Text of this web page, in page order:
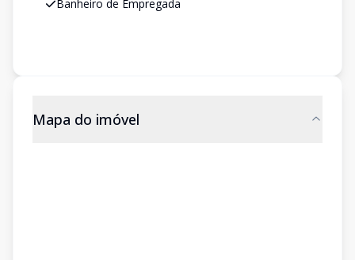
Banheiro de Empregada
Mapa do imóvel